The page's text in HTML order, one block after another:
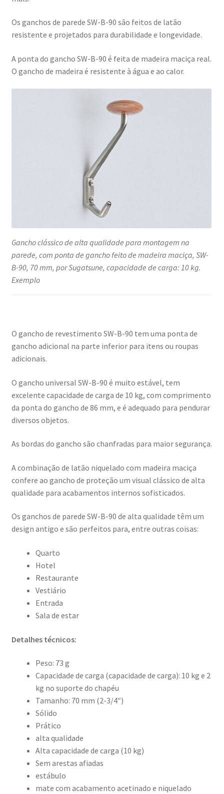
Sugatsune
/
(Japão)
Os ganchos de parede SW-B-90 são feitos de latão
resistente e projetados para durabilidade e longevidade.
A ponta do gancho SW-B-90 é feita de madeira maciça real.
O gancho de madeira é resistente à água e ao calor.
Gancho clássico de alta qualidade para montagem na
parede, com ponta de gancho feito de madeira maciça, SW-
B-90, 70 mm, por Sugatsune, capacidade de carga: 10 kg.
Exemplo
O gancho de revestimento SW-B-90 tem uma ponta de
gancho adicional na parte inferior para itens ou roupas
adicionais.
O gancho universal SW-B-90 é muito estável, tem
excelente capacidade de carga de 10 kg, com comprimento
da ponta do gancho de 86 mm, e é adequado para pendurar
diversos objetos.
As bordas do gancho são chanfradas para maior segurança.
A combinação de latão niquelado com madeira maciça
confere ao gancho de proteção um visual clássico de alta
qualidade para acabamentos internos sofisticados.
Os ganchos de parede SW-B-90 de alta qualidade têm um
design antigo e são perfeitos para, entre outras coisas:
Quarto
Hotel
Restaurante
Vestiário
Entrada
Sala de estar
Detalhes técnicos:
Peso: 73 g
Capacidade de carga (capacidade de carga): 10 kg e 2
kg no suporte do chapéu
Tamanho: 70 mm (2-3/4″)
Sólido
Prático
alta qualidade
Alta capacidade de carga (10 kg)
Sem arestas afiadas
estábulo
mate com acabamento acetinado e niquelado